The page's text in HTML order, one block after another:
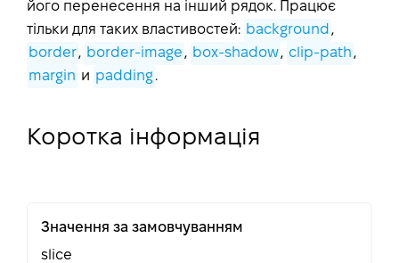
його перенесення на інший рядок. Працює
тільки для таких властивостей: background ,
border, border-image , box-shadow, clip-path ,
margin и padding .
Коротка інформація
Значення за замовчуванням
slice